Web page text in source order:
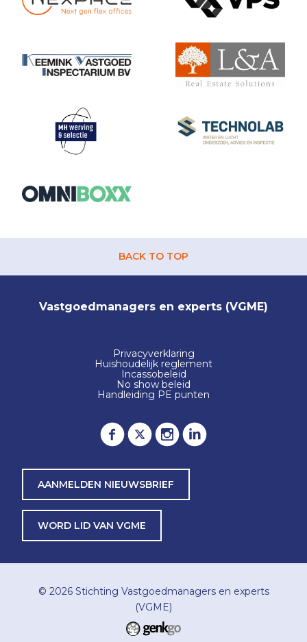
BACK TO TOP
Vastgoedmanagers en experts (VGME)
Privacyverklaring
Huishoudelijk reglement
Incassobeleid
No show beleid
Handleiding PE punten
AANMELDEN NIEUWSBRIEF
WORD LID VAN VGME
© 2026 Stichting Vastgoedmanagers en experts
(VGME)